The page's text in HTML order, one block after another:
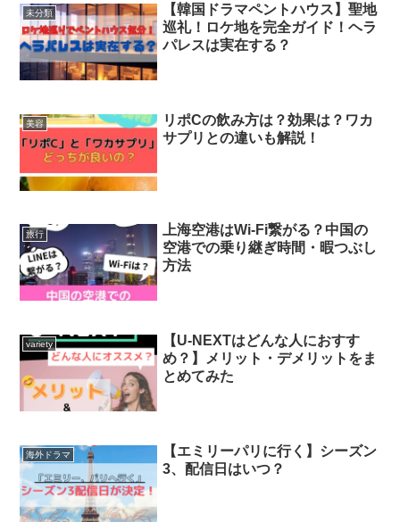
未分類
【韓国ドラマペントハウス】聖地
巡礼！ロケ地を完全ガイド！ヘラ
パレスは実在する？
美容
リポCの飲み方は？効果は？ワカ
サプリとの違いも解説！
旅行
上海空港はWi-Fi繋がる？中国の
空港での乗り継ぎ時間・暇つぶし
方法
variety
【U-NEXTはどんな人におすす
め？】メリット・デメリットをま
とめてみた
海外ドラマ
【エミリーパリに行く】シーズン
3、配信日はいつ？